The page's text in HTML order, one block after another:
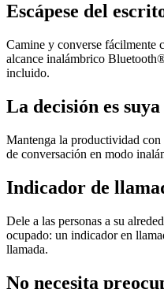
Escápese del
Camine y converse fácilmente
alcance inalámbrico
incluido.
La decisión es suya
Mantenga la productividad con
de conversación en modo
Indicador de
Dele a las personas a su
ocupado: un indicador en
llamada.
No necesita